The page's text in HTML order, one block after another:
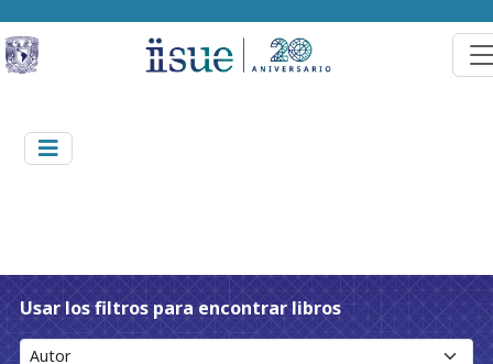
Usar los filtros para encontrar libros